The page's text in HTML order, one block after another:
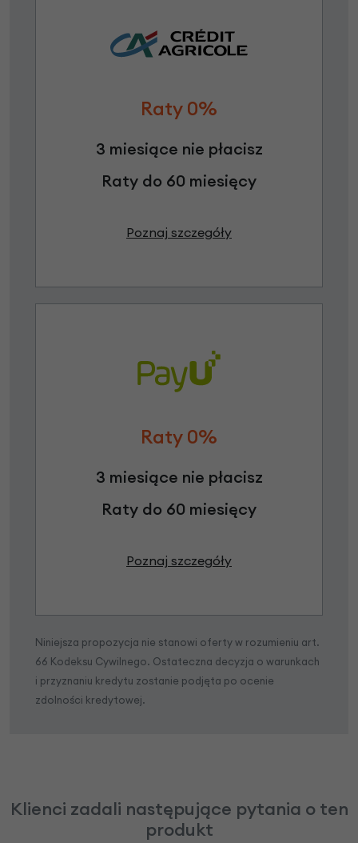
Raty 0%
3 miesiące nie płacisz
Raty do 60 miesięcy
Poznaj szczegóły
Raty 0%
3 miesiące nie płacisz
Raty do 60 miesięcy
Poznaj szczegóły
Niniejsza propozycja nie stanowi oferty w rozumieniu art.
66 Kodeksu Cywilnego. Ostateczna decyzja o warunkach
i przyznaniu kredytu zostanie podjęta po ocenie
zdolności kredytowej.
Klienci zadali następujące pytania o ten
produkt